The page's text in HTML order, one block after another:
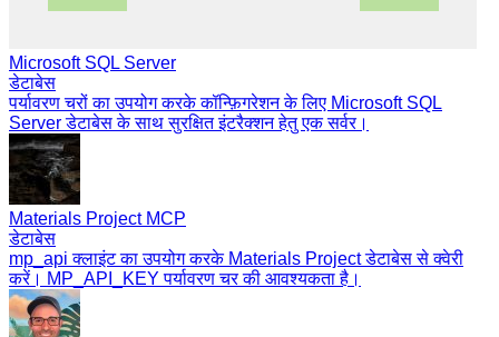
Microsoft SQL Server
डेटाबेस
पर्यावरण चरों का उपयोग करके कॉन्फ़िगरेशन के लिए Microsoft SQL
Server डेटाबेस के साथ सुरक्षित इंटरैक्शन हेतु एक सर्वर।
Materials Project MCP
डेटाबेस
mp_api क्लाइंट का उपयोग करके Materials Project डेटाबेस से क्वेरी
करें। MP_API_KEY पर्यावरण चर की आवश्यकता है।